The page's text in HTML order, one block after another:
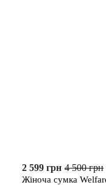
2 599 грн 4 500 грн
Жіноча сумка